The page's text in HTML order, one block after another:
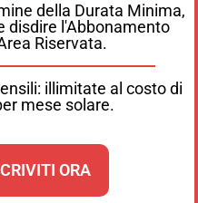
della Durata Minima,
disdire l'Abbonamento
Riservata.
illimitate al costo di
mese solare.
ORA